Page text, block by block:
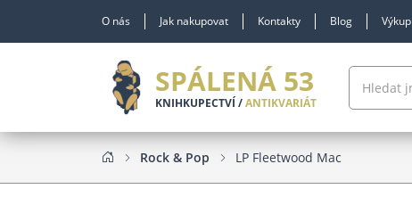
O nás Jak nakupovat Kontakty Blog Výkup
SPÁLENÁ 53
KNIHKUPECTVÍ /ANTIKVARIÁT
Rock & Pop LP Fleetwood Mac